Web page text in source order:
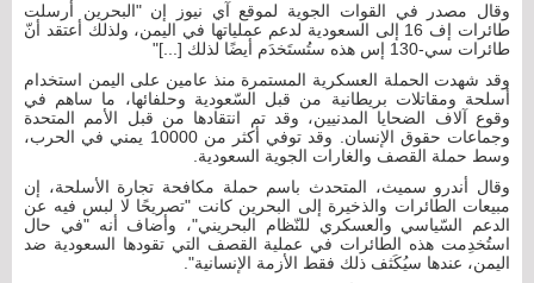
وقال مصدر في القوات الجوية لموقع آي نيوز إن "البحرين أرسلت
طائرات إف 16 إلى السعودية لدعم عملياتها في اليمن، ولذلك أعتقد أنّ
طائرات سي-130 إس هذه ستُستَخدَم أيضًا لذلك [...]"
وقد شهدت الحملة العسكرية المستمرة منذ عامين على اليمن استخدام
أسلحة ومقاتلات بريطانية من قبل السّعودية وحلفائها، ما ساهم في
وقوع آلاف الضحايا المدنيين، وقد تم انتقادها من قبل الأمم المتحدة
وجماعات حقوق الإنسان. وقد توفي أكثر من 10000 يمني في الحرب،
وسط حملة القصف والغارات الجوية السعودية.
وقال أندرو سميث، المتحدث باسم حملة مكافحة تجارة الأسلحة، إن
مبيعات الطائرات والذخيرة إلى البحرين كانت "تصريحًا لا لبس فيه عن
الدعم السّياسي والعسكري للنّظام البحريني"، وأضاف أنه "في حال
استُخدِمت هذه الطائرات في عملية القصف التي تقودها السعودية ضد
اليمن، عندها سيُكَثف ذلك فقط الأزمة الإنسانية".